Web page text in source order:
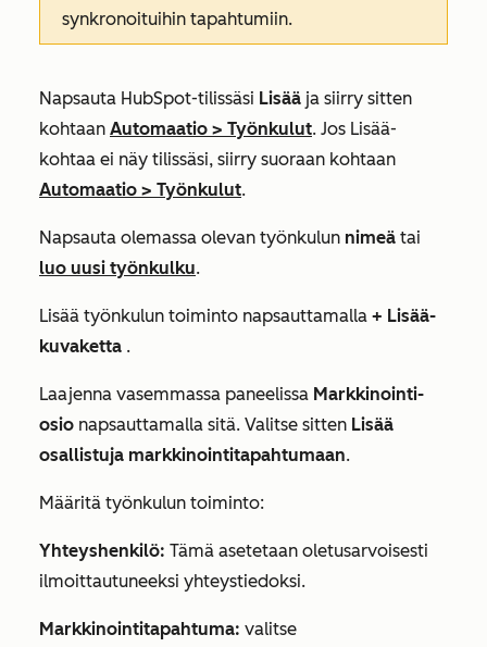
synkronoituihin tapahtumiin.
Napsauta HubSpot-tilissäsi Lisää ja siirry sitten
kohtaan Automaatio > Työnkulut. Jos Lisää-
kohtaa ei näy tilissäsi, siirry suoraan kohtaan
Automaatio > Työnkulut.
Napsauta olemassa olevan työnkulun nimeä tai
luo uusi työnkulku.
Lisää työnkulun toiminto napsauttamalla + Lisää-
kuvaketta .
Laajenna vasemmassa paneelissa Markkinointi-
osio napsauttamalla sitä. Valitse sitten Lisää
osallistuja markkinointitapahtumaan.
Määritä työnkulun toiminto:
Yhteyshenkilö: Tämä asetetaan oletusarvoisesti
ilmoittautuneeksi yhteystiedoksi.
Markkinointitapahtuma: valitse